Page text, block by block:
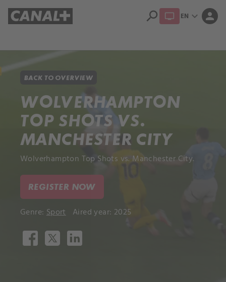
search EN expand_more person
BACK TO OVERVIEW
WOLVERHAMPTON
TOP SHOTS VS.
MANCHESTER CITY
Wolverhampton Top Shots vs. Manchester City.
REGISTER NOW
Genre: Sport Aired year: 2025